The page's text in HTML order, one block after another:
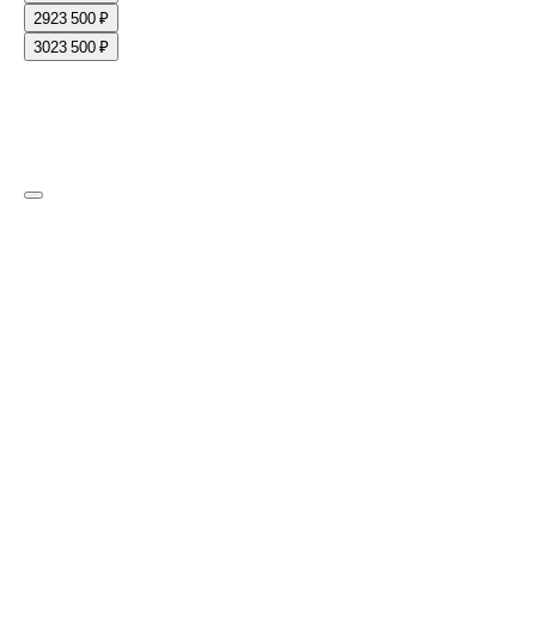
2923 500 ₽
3023 500 ₽